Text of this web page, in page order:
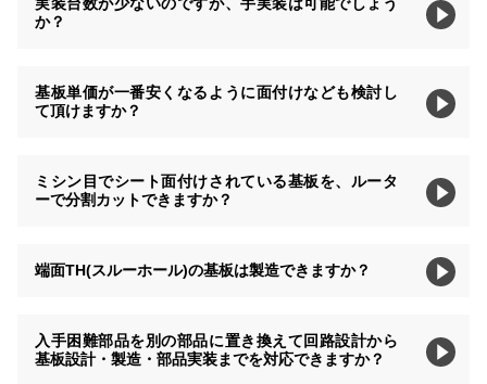
か？
基板単価が一番安くなるように面付けなども検討し
て頂けますか？
ミシン目でシート面付けされている基板を、ルータ
ーで分割カットできますか？
端面TH(スルーホール)の基板は製造できますか？
入手困難部品を別の部品に置き換えて回路設計から
基板設計・製造・部品実装までを対応できますか？